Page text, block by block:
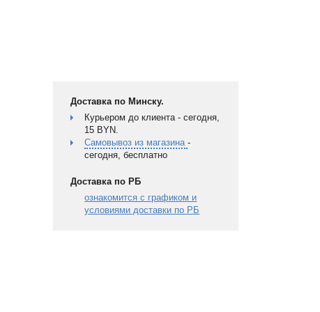
Доставка по Минску.
Курьером до клиента - сегодня,
15 BYN.
Самовывоз из магазина-
сегодня, бесплатно
Доставка по РБ
ознакомится с графиком и
условиями доставки по РБ